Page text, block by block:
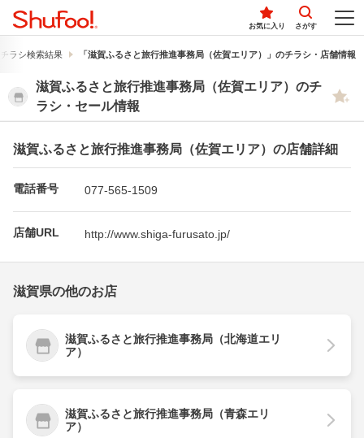
お気に入り さがす
ラシ検索結果 「滋賀ふるさと旅行推進事務局（佐賀エリア）」のチラシ・店舗情報
滋賀ふるさと旅行推進事務局（佐賀エリア）のチ
ラシ・セール情報
滋賀ふるさと旅行推進事務局（佐賀エリア）の店舗詳細
電話番号 077-565-1509
店舗URL http://www.shiga-furusato.jp/
滋賀県の他のお店
滋賀ふるさと旅行推進事務局（北海道エリ
ア）
滋賀ふるさと旅行推進事務局（青森エリ
ア）